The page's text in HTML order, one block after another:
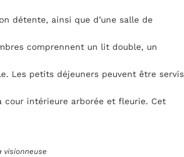
détente, ainsi que d’une salle de
comprennent un lit double, un
Les petits déjeuners peuvent être servis
intérieure arborée et fleurie. Cet
visionneuse